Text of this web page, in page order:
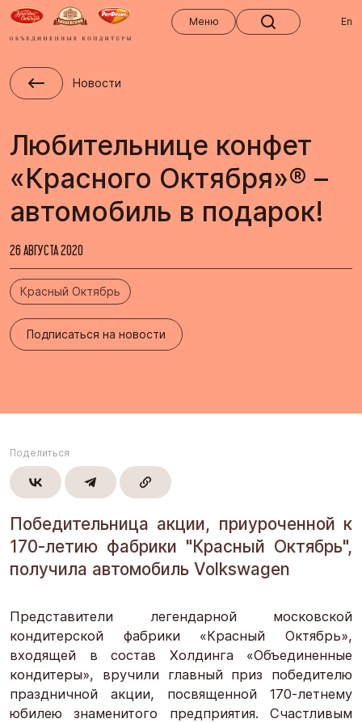
Меню
En
Новости
Любительнице конфет
«Красного Октября»® –
автомобиль в подарок!
26 АВГУСТА 2020
Красный Октябрь
Подписаться на новости
Поделиться
Победительница акции, приуроченной к
170-летию фабрики "Красный Октябрь",
получила автомобиль Volkswagen
Представители легендарной московской
кондитерской фабрики «Красный Октябрь»,
входящей в состав Холдинга «Объединенные
кондитеры», вручили главный приз победителю
праздничной акции, посвященной 170-летнему
юбилею знаменитого предприятия. Счастливым